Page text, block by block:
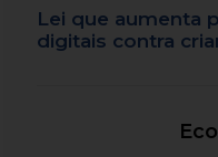
Lei que aumenta
digitais contra